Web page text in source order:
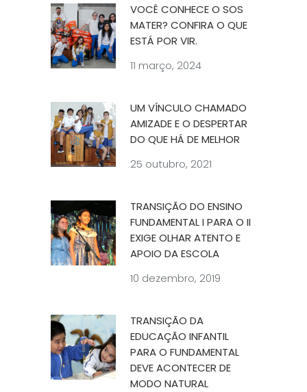
VOCÊ CONHECE O SOS
MATER? CONFIRA O QUE
ESTÁ POR VIR.
11 março, 2024
UM VÍNCULO CHAMADO
AMIZADE E O DESPERTAR
DO QUE HÁ DE MELHOR
25 outubro, 2021
TRANSIÇÃO DO ENSINO
FUNDAMENTAL I PARA O II
EXIGE OLHAR ATENTO E
APOIO DA ESCOLA
10 dezembro, 2019
TRANSIÇÃO DA
EDUCAÇÃO INFANTIL
PARA O FUNDAMENTAL
DEVE ACONTECER DE
MODO NATURAL